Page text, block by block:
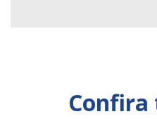
Confira